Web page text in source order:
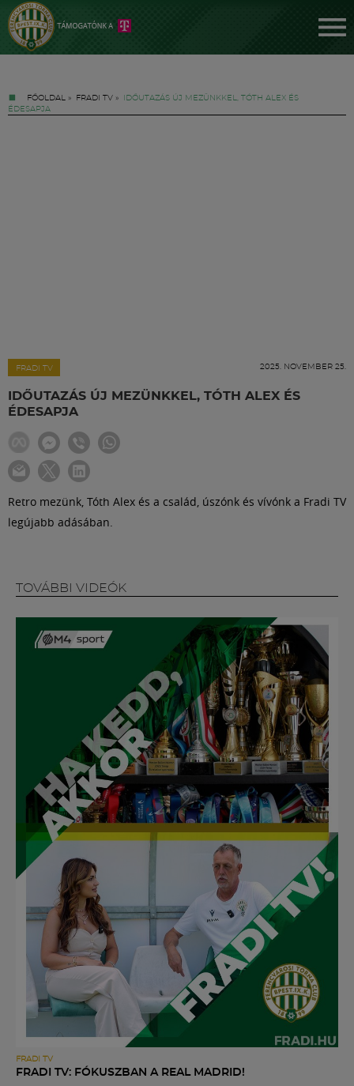
FŐOLDAL » FRADI TV »
IDŐUTAZÁS ÚJ MEZÜNKKEL, TÓTH ALEX ÉS
ÉDESAPJA
FRADI TV 2025. NOVEMBER 25.
IDŐUTAZÁS ÚJ MEZÜNKKEL, TÓTH ALEX ÉS
ÉDESAPJA
Retro mezünk, Tóth Alex és a család, úszónk és vívónk a Fradi TV
legújabb adásában.
TOVÁBBI VIDEÓK
FRADI TV
FRADI TV: FÓKUSZBAN A REAL MADRID!
Labdarúgás
Szakosztályok
Meccscenter
Klub
English